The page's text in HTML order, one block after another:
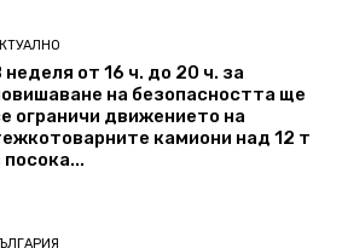
неделя от 16 ч. до 20 ч. за
на безопасността ще
ограничи движението на
камиони над 12 т
посока...